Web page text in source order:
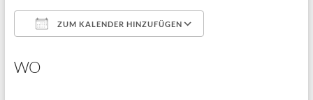
ZUM KALENDER HINZUFÜGEN
WO